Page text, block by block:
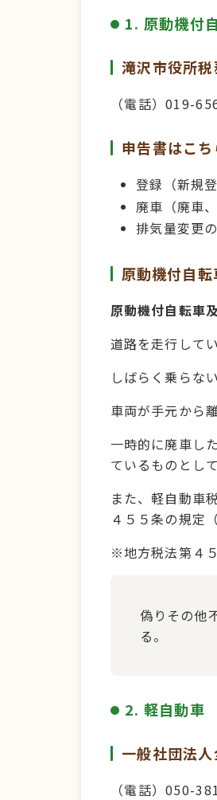
1. 原動機付
滝沢市役所税
（電話）019-
申告書はこち
登録（新規
廃車（廃車
排気量変更
原動機付自
原動機付自転車
道路を走行して
しばらく乗らな
車両が手元から
一時的に廃車し
ているものとし
また、軽自動車
４５５条の規定
※地方税法第４
偽りその他
る。
2. 軽自動車
一般社団法
（電話）050-